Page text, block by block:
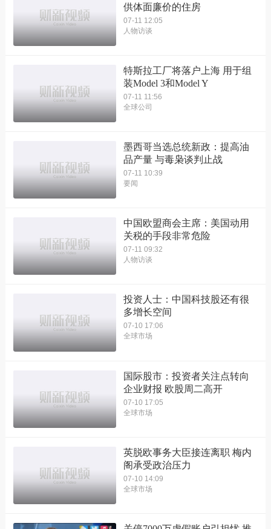
供体面廉价的住房
07-11 12:05
人物访谈
特斯拉工厂将落户上海 用于组
装Model 3和Model Y
07-11 11:56
全球公司
墨西哥当选总统新政：提高油
品产量 与毒枭谈判止战
07-11 10:39
要闻
中国欧盟商会主席：美国动用
关税的手段非常危险
07-11 09:32
人物访谈
投资人士：中国科技股还有很
多增长空间
07-10 17:06
全球市场
国际股市：投资者关注点转向
企业财报 欧股周二高开
07-10 17:05
全球市场
英脱欧事务大臣接连离职 梅内
阁承受政治压力
07-10 14:09
全球市场